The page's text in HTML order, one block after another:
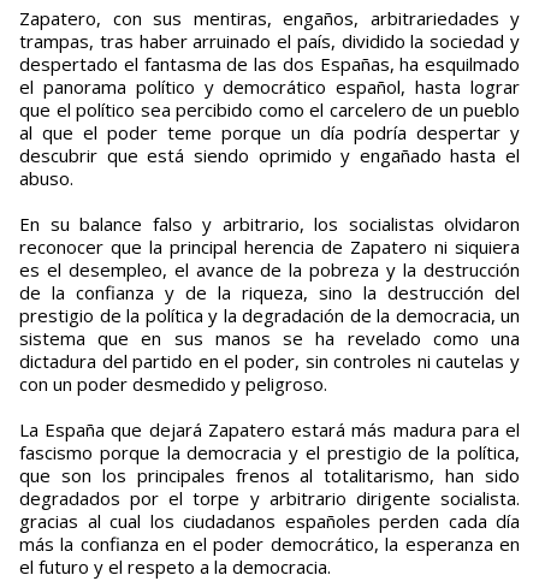
Zapatero, con sus mentiras, engaños, arbitrariedades y
trampas, tras haber arruinado el país, dividido la sociedad y
despertado el fantasma de las dos Españas, ha esquilmado
el panorama político y democrático español, hasta lograr
que el político sea percibido como el carcelero de un pueblo
al que el poder teme porque un día podría despertar y
descubrir que está siendo oprimido y engañado hasta el
abuso.
En su balance falso y arbitrario, los socialistas olvidaron
reconocer que la principal herencia de Zapatero ni siquiera
es el desempleo, el avance de la pobreza y la destrucción
de la confianza y de la riqueza, sino la destrucción del
prestigio de la política y la degradación de la democracia, un
sistema que en sus manos se ha revelado como una
dictadura del partido en el poder, sin controles ni cautelas y
con un poder desmedido y peligroso.
La España que dejará Zapatero estará más madura para el
fascismo porque la democracia y el prestigio de la política,
que son los principales frenos al totalitarismo, han sido
degradados por el torpe y arbitrario dirigente socialista.
gracias al cual los ciudadanos españoles perden cada día
más la confianza en el poder democrático, la esperanza en
el futuro y el respeto a la democracia.